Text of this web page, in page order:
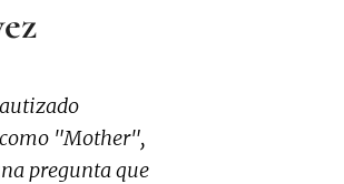
"Mother",
pregunta que